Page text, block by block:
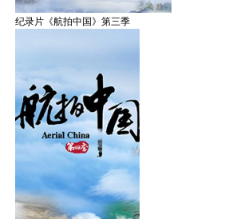
纪录片《航拍中国》第三季